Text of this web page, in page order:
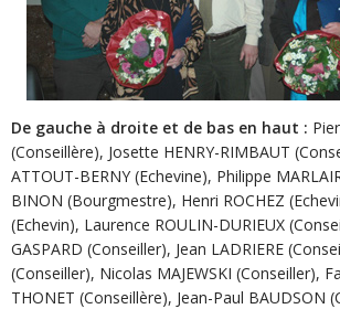
De gauche à droite et de bas en haut :
(Conseillère), Josette HENRY-RIMBAUT
ATTOUT-BERNY (Echevine), Philippe
BINON (Bourgmestre), Henri ROCHEZ
(Echevin), Laurence ROULIN-DURIEUX
GASPARD (Conseiller), Jean LADRIERE
(Conseiller), Nicolas MAJEWSKI (Conseiller),
THONET (Conseillère), Jean-Paul BAUDSON